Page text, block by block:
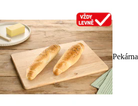
Pekárna